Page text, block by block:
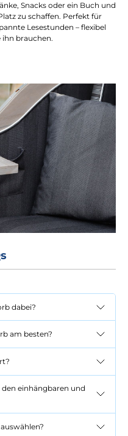
Snacks oder ein Buch und
zu schaffen. Perfekt für
Lesestunden – flexibel
ihn brauchen.
dabei?
am besten?
einhängbaren und